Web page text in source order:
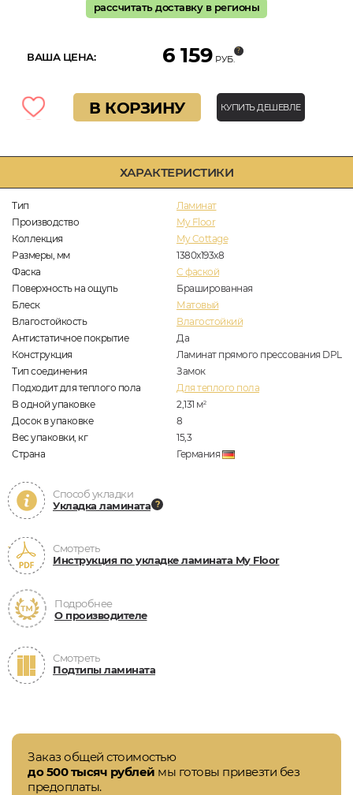
ХАРАКТЕРИСТИКИ
Тип
Ламинат
Производство
My Floor
Коллекция
My Cottage
Размеры, мм
1380x193x8
Фаска
C фаской
Поверхность на ощупь
Брашированная
Блеск
Матовый
Влагостойкость
Влагостойкий
Антистатичное покрытие
Да
Конструкция
Ламинат прямого прессования DPL
Тип соединения
Замок
Подходит для теплого пола
Для теплого пола
В одной упаковке
2,131 м2
Досок в упаковке
8
Вес упаковки, кг
15,3
Страна
Германия
Способ укладки
Укладка ламината
Смотреть
Инструкция по укладке ламината My Floor
Подробнее
О производителе
Смотреть
Подтипы ламината
рассчитать доставку в регионы
ВАША ЦЕНА: 6 159 РУБ.
В КОРЗИНУ КУПИТЬ ДЕШЕВЛЕ
Заказ общей стоимостью
до 500 тысяч рублей мы готовы привезти без
предоплаты.